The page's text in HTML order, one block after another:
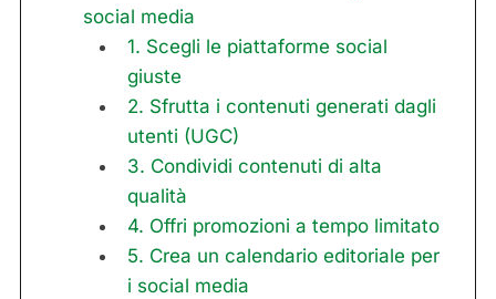
social media
1. Scegli le piattaforme social
giuste
2. Sfrutta i contenuti generati dagli
utenti (UGC)
3. Condividi contenuti di alta
qualità
4. Offri promozioni a tempo limitato
5. Crea un calendario editoriale per
i social media